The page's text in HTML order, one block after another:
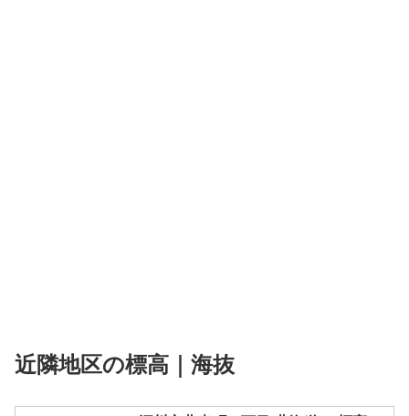
近隣地区の標高｜海抜